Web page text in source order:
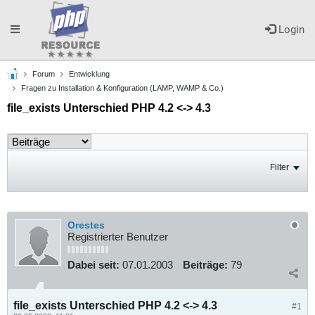
Login
Toggle
navigation
Forum
Entwicklung
Fragen zu Installation & Konfiguration (LAMP, WAMP & Co.)
file_exists Unterschied PHP 4.2 <-> 4.3
Filter
Orestes
Registrierter Benutzer
Dabei seit: 07.01.2003 Beiträge: 79
#1
file_exists Unterschied PHP 4.2 <-> 4.3